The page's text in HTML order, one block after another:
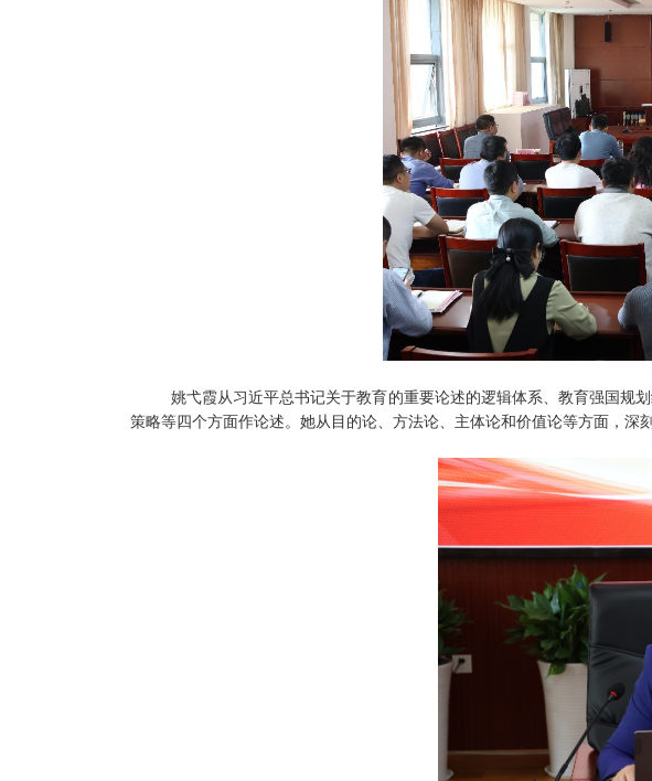
姚弋霞从习近平总书记关于教育的重要论述的逻辑体系、教育强国规
策略等四个方面作论述。她从目的论、方法论、主体论和价值论等方面，深